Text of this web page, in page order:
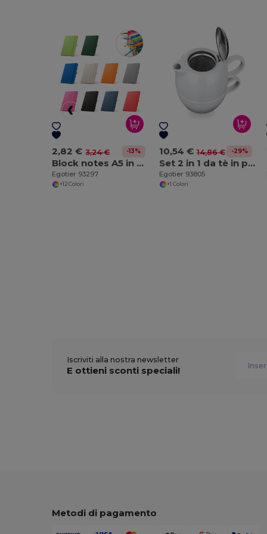
2,82 € 3,24 € -13%
Block notes A5 in poliestere riciclato (100% rPET) con fogli a righe
Egotier 93297
+12 Colori
10,54 € 14,86 € -29%
Set 2 in 1 da tè in porcellana
Egotier 93805
+1 Colori
Iscriviti alla nostra newsletter
E ottieni sconti speciali!
Metodi di pagamento